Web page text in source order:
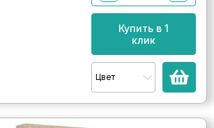
Купить в 1
клик
Цвет